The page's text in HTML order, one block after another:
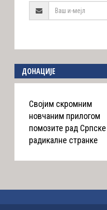
ДОНАЦИЈЕ
Својим скромним
новчаним прилогом
помозите рад Српске
радикалне странке